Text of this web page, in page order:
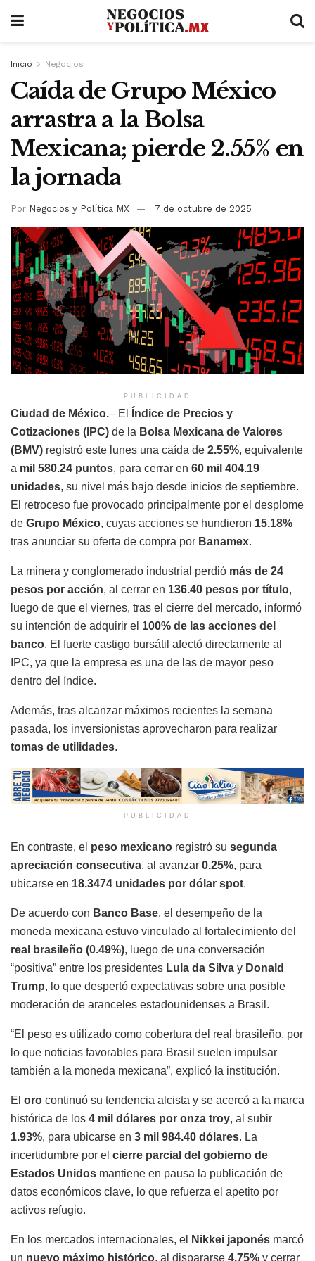
Inicio Negocios
Caída de Grupo México
arrastra a la Bolsa
Mexicana; pierde 2.55% en
la jornada
Por Negocios y Política MX 7 de octubre de 2025
PUBLICIDAD
Ciudad de México.– El
Índice de Precios y
Cotizaciones (IPC) de la Bolsa Mexicana de Valores
(BMV) registró este lunes una caída de 2.55%, equivalente
a mil 580.24 puntos, para cerrar en 60 mil 404.19
unidades, su nivel más bajo desde inicios de septiembre.
El retroceso fue provocado principalmente por el desplome
de Grupo México, cuyas acciones se hundieron 15.18%
tras anunciar su oferta de compra por Banamex.
La minera y conglomerado industrial perdió más de 24
pesos por acción, al cerrar en 136.40 pesos por título,
luego de que el viernes, tras el cierre del mercado, informó
su intención de adquirir el 100% de las acciones del
banco. El fuerte castigo bursátil afectó directamente al
IPC, ya que la empresa es una de las de mayor peso
dentro del índice.
Además, tras alcanzar máximos recientes la semana
pasada, los inversionistas aprovecharon para realizar
tomas de utilidades.
PUBLICIDAD
En contraste, el peso mexicano registró su segunda
apreciación consecutiva, al avanzar 0.25%, para
ubicarse en 18.3474 unidades por dólar spot.
De acuerdo con Banco Base, el desempeño de la
moneda mexicana estuvo vinculado al fortalecimiento del
real brasileño (0.49%), luego de una conversación
“positiva” entre los presidentes Lula da Silva y Donald
Trump, lo que despertó expectativas sobre una posible
moderación de aranceles estadounidenses a Brasil.
“El peso es utilizado como cobertura del real brasileño, por
lo que noticias favorables para Brasil suelen impulsar
también a la moneda mexicana”, explicó la institución.
El oro continuó su tendencia alcista y se acercó a la marca
histórica de los 4 mil dólares por onza troy, al subir
1.93%, para ubicarse en 3 mil 984.40 dólares. La
incertidumbre por el cierre parcial del gobierno de
Estados Unidos mantiene en pausa la publicación de
datos económicos clave, lo que refuerza el apetito por
activos refugio.
En los mercados internacionales, el Nikkei japonés marcó
un nuevo máximo histórico, al dispararse 4.75% y cerrar